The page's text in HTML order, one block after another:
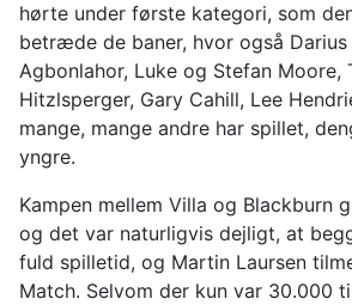
hørte under første kategori, som
betræde de baner, hvor også Darius
Agbonlahor, Luke og Stefan Moore,
Hitzlsperger, Gary Cahill, Lee
mange, mange andre har spillet,
yngre.
Kampen mellem Villa og Blackburn
og det var naturligvis dejligt, at
fuld spilletid, og Martin Laursen
Match. Selvom der kun var 30.000